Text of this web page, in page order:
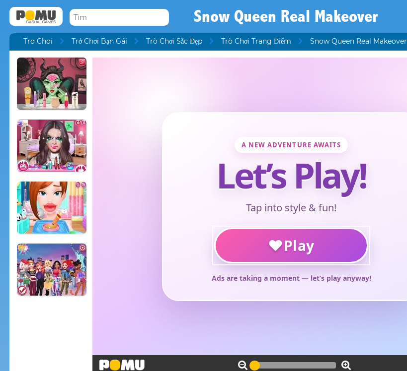
Snow Queen Real Makeover
Tro Choi Trở Chơi Bạn Gái Trò Chơi Sắc Đẹp Trò Chơi Trang Điểm Snow Queen Real Makeover